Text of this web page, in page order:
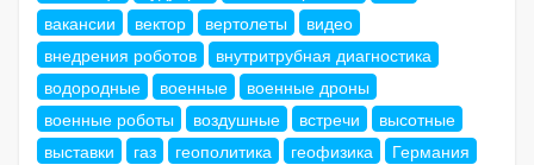
вакансии
вектор вертолеты
видео
внедрения роботов
внутритрубная диагностика
водородные
военные
военные дроны
военные роботы
воздушные встречи
высотные
выставки
газ геополитика геофизика
Германия